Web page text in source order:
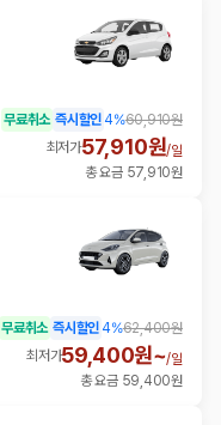
무료취소 즉시할인 4%60,910원
최저가57,910원/일
총 요금 57,910원
무료취소 즉시할인 4%62,400원
최저가59,400원~/일
총 요금 59,400원